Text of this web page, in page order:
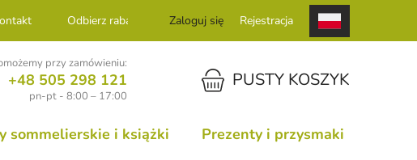
Odbierz rabat Zaloguj się Rejestracja
przy zamówieniu:
+48 505 298 121
pn-pt - 8:00 – 17:00
KOSZYKPUSTY KOSZYK
sommelierskie i książki Prezenty i przysmaki